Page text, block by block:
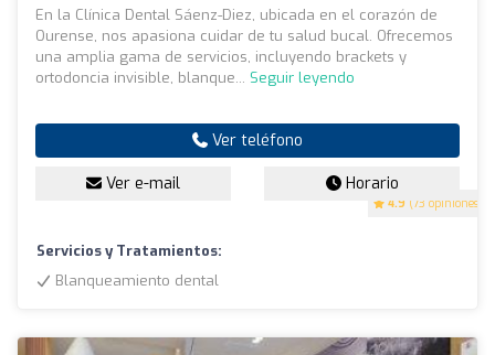
4.9 (73 opiniones)
En la Clínica Dental Sáenz-Diez, ubicada en el corazón de
Ourense, nos apasiona cuidar de tu salud bucal. Ofrecemos
una amplia gama de servicios, incluyendo brackets y
ortodoncia invisible, blanque... Seguir leyendo
Ver teléfono
Ver e-mail Horario
Servicios y Tratamientos:
Blanqueamiento dental